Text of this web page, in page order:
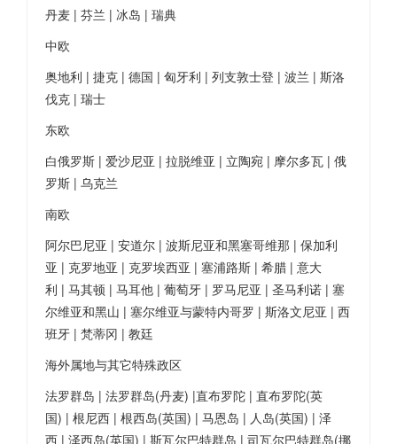
丹麦 | 芬兰 | 冰岛 | 瑞典
中欧
奥地利 | 捷克 | 德国 | 匈牙利 | 列支敦士登 | 波兰 | 斯洛
伐克 | 瑞士
东欧
白俄罗斯 | 爱沙尼亚 | 拉脱维亚 | 立陶宛 | 摩尔多瓦 | 俄
罗斯 | 乌克兰
南欧
阿尔巴尼亚 | 安道尔 | 波斯尼亚和黑塞哥维那 | 保加利
亚 | 克罗地亚 | 克罗埃西亚 | 塞浦路斯 | 希腊 | 意大
利 | 马其顿 | 马耳他 | 葡萄牙 | 罗马尼亚 | 圣马利诺 | 塞
尔维亚和黑山 | 塞尔维亚与蒙特内哥罗 | 斯洛文尼亚 | 西
班牙 | 梵蒂冈 | 教廷
海外属地与其它特殊政区
法罗群岛 | 法罗群岛(丹麦) |直布罗陀 | 直布罗陀(英
国) | 根尼西 | 根西岛(英国) | 马恩岛 | 人岛(英国) | 泽
西 | 泽西岛(英国) | 斯瓦尔巴特群岛 | 司瓦尔巴特群岛(挪